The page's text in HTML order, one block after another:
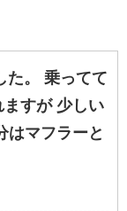
た。 乗ってて
すが 少しい
はマフラーと